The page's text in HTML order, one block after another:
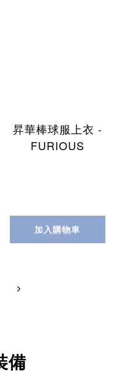
昇華棒球服上衣 -
FURIOUS
加入購物車
備